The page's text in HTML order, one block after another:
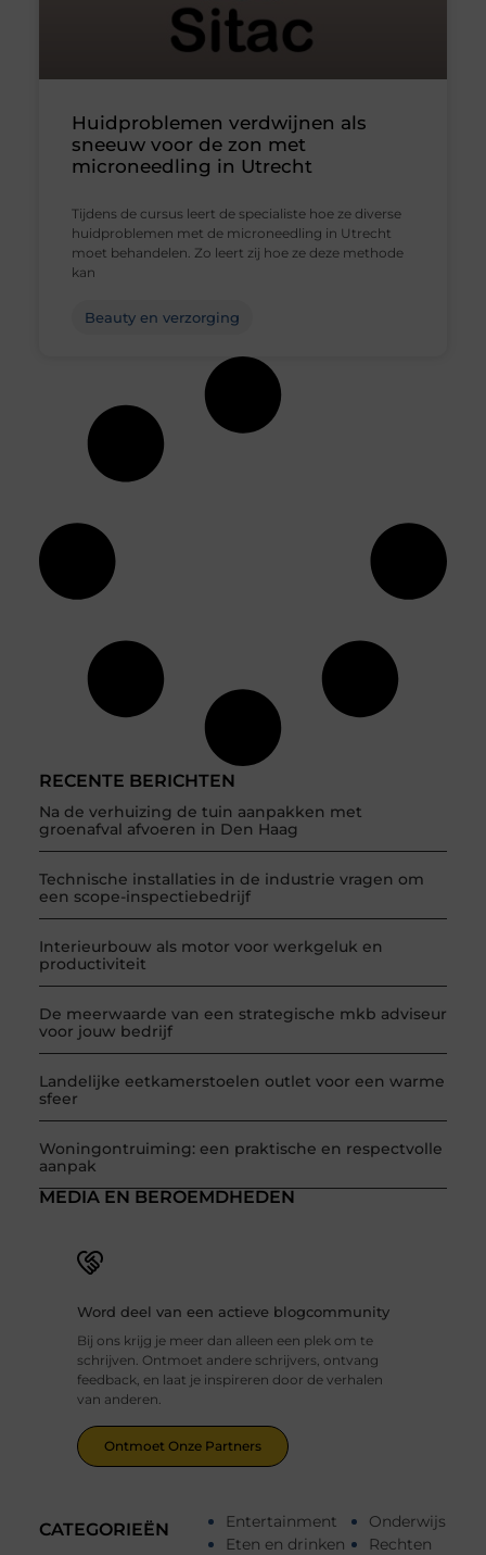
RECENTE BERICHTEN
Na de verhuizing de tuin aanpakken met
groenafval afvoeren in Den Haag
Technische installaties in de industrie vragen om
een scope-inspectiebedrijf
Interieurbouw als motor voor werkgeluk en
productiviteit
De meerwaarde van een strategische mkb adviseur
voor jouw bedrijf
Landelijke eetkamerstoelen outlet voor een warme
sfeer
Woningontruiming: een praktische en respectvolle
aanpak
CATEGORIEËN
Entertainment
Eten en drinken
Onderwijs
Rechten
MEDIA EN BEROEMDHEDEN
Word deel van een actieve blogcommunity
Bij ons krijg je meer dan alleen een plek om te
schrijven. Ontmoet andere schrijvers, ontvang
feedback, en laat je inspireren door de verhalen
van anderen.
Ontmoet Onze Partners
Huidproblemen verdwijnen als
sneeuw voor de zon met
microneedling in Utrecht
Tijdens de cursus leert de specialiste hoe ze diverse
huidproblemen met de microneedling in Utrecht
moet behandelen. Zo leert zij hoe ze deze methode
kan
Beauty en verzorging